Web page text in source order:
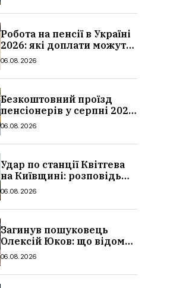
Робота на пенсії в Україні
2026: які доплати можуть
скасувати, про що
06.08.2026
Безкоштовний проїзд
пенсіонерів у серпні 2026
в Україні: де діє пільга,
06.08.2026
Удар по станції Квітгева
на Київщині: розповідь
очевидців, як вісім людей
сталося
06.08.2026
Загинув пошуковець
Олексій Юков: що відомо
про його роботу, хто він
06.08.2026